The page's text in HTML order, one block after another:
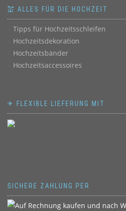
💒 ALLES FÜR DIE HOCHZEIT
Tipps für Hochzeitsschleifen
Hochzeitsdekoration
Hochzeitsbänder
Hochzeitsaccessoires
✈ FLEXIBLE LIEFERUNG MIT
SICHERE ZAHLUNG PER